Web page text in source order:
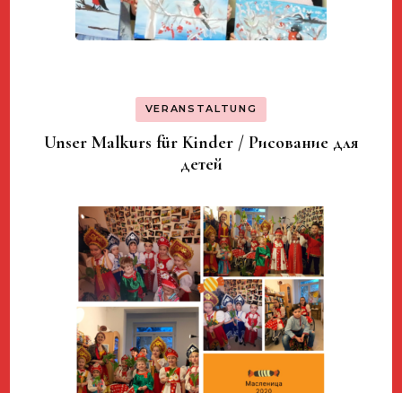
VERANSTALTUNG
Unser Malkurs für Kinder / Рисование для
детей